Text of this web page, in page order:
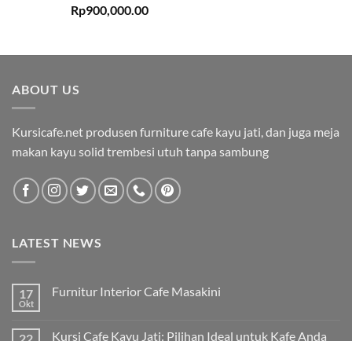
Rp900,000.00
ABOUT US
Kursicafe.net produsen furniture cafe kayu jati, dan juga meja
makan kayu solid trembesi utuh tanpa sambung
LATEST NEWS
17
Okt
Furnitur Interior Cafe Masakini
Kursi Cafe Kayu Jati: Pilihan Ideal untuk Kafe Anda